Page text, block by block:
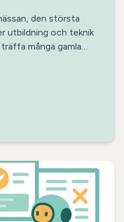
den största
utbildning och teknik
många gamla
av de